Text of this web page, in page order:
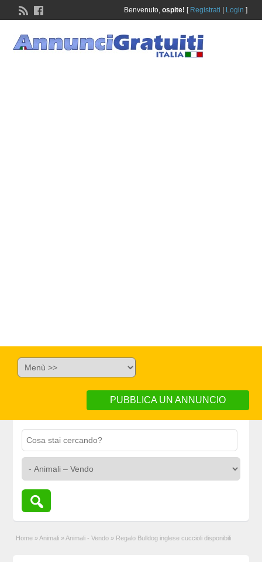
Benvenuto, ospite! [ Registrati Login ]
PUBBLICA UN ANNUNCIO
Home » Animali » Animali - Vendo » Regalo Bulldog inglese cuccioli disponibili